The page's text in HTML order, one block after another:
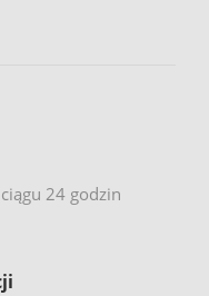
24 godzin